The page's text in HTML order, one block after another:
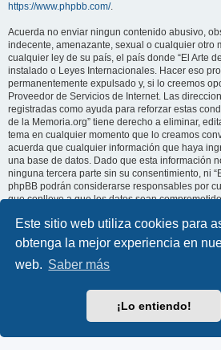
Este sitio web utiliza cookies para
obtenga la mejor experiencia en
web. Saber más
¡Lo entiendo!
https://www.phpbb.com/.
Acuerda no enviar ningun contenido abusivo,
indecente, amenazante, sexual o cualquier otro
cualquier ley de su país, el país donde “El Arte
instalado o Leyes Internacionales. Hacer eso
permanentemente expulsado y, si lo creemos
Proveedor de Servicios de Internet. Las
registradas como ayuda para reforzar estas
de la Memoria.org” tiene derecho a eliminar,
tema en cualquier momento que lo creamos
acuerda que cualquier información que haya
una base de datos. Dado que esta información
ninguna tercera parte sin su consentimiento, ni
phpBB podrán considerarse responsables por
que conlleve a que los datos sean
El Arte de la Memoria.org Índice
Desarrollado por
Condiciones